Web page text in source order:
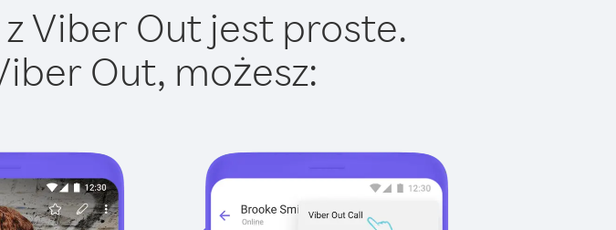
Viber Out jest proste.
Out, możesz: